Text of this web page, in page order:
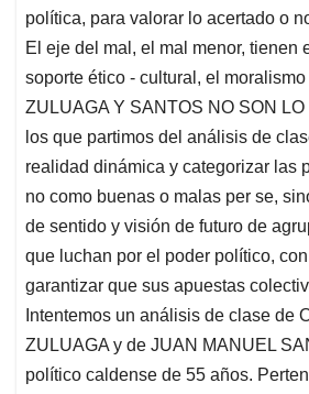
política, para valorar lo acertado o
El eje del mal, el mal menor, tienen
soporte ético - cultural, el
ZULUAGA Y SANTOS NO SON LO
los que partimos del análisis de
realidad dinámica y categorizar las
no como buenas o malas per se,
de sentido y visión de futuro de
que luchan por el poder político,
garantizar que sus apuestas
Intentemos un análisis de clase de
ZULUAGA y de JUAN MANUEL
político caldense de 55 años.